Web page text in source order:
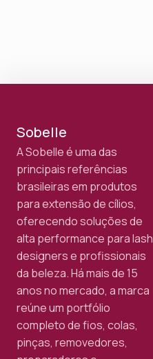
Sobelle
A Sobelle é uma das
principais referências
brasileiras em produtos
para extensão de cílios,
oferecendo soluções de
alta performance para lash
designers e profissionais
da beleza. Há mais de 15
anos no mercado, a marca
reúne um portfólio
completo de fios, colas,
pinças, removedores,